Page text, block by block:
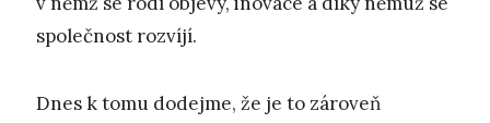
společnost rozvíjí.
Dnes k tomu dodejme, že je to zároveň